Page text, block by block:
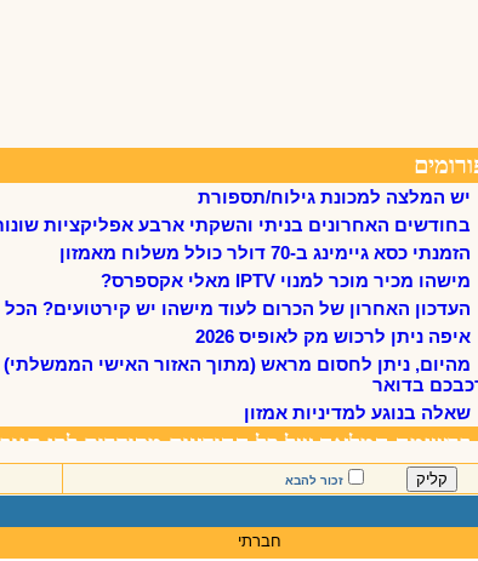
זכור להבא
חברתי